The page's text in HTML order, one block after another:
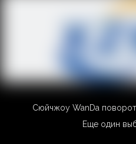
Сюйчжоу WanDa
Еще один